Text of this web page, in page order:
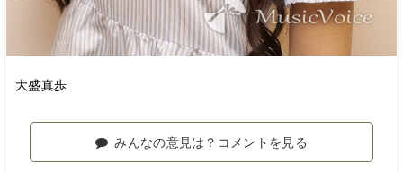
大盛真歩
みんなの意見は？コメントを見る